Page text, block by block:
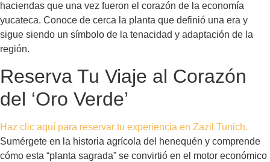
haciendas que una vez fueron el corazón de la economía
yucateca. Conoce de cerca la planta que definió una era y
sigue siendo un símbolo de la tenacidad y adaptación de la
región.
Reserva Tu Viaje al Corazón
del ‘Oro Verde’
Haz clic aquí para reservar tu experiencia en Zazil Tunich.
Sumérgete en la historia agrícola del henequén y comprende
cómo esta “planta sagrada” se convirtió en el motor económico